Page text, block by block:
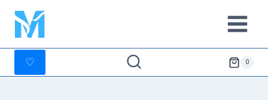
İçeriğe
geç
♡ 0